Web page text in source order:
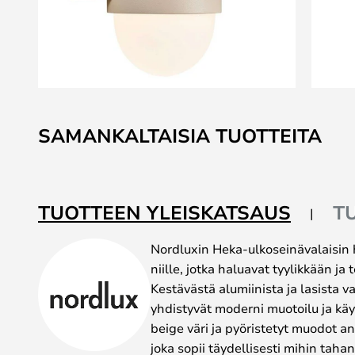
to
the
the
images
SAMANKALTAISIA TUOTTEITA
TUOTTEEN YLEISKATSAUS
Nordluxin Heka-
niille, jotka haluavat tyylikkään ja
Kestävästä alumiinista ja lasista
yhdistyvät moderni muotoilu ja
beige väri ja pyöristetyt muodot
joka sopii täydellisesti mihin